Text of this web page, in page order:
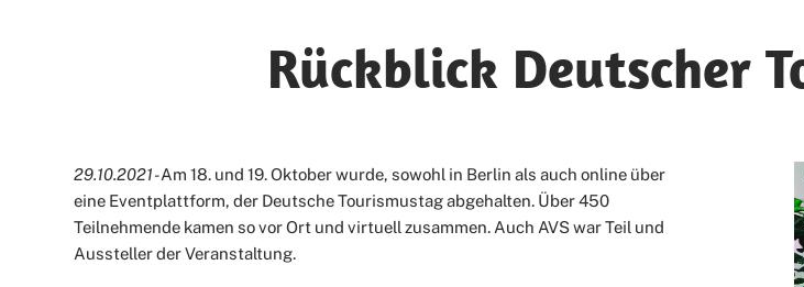
Rückblick Deutscher
29.10.2021 -Am 18. und 19. Oktober wurde, sowohl in Berlin als auch online über
eine Eventplattform, der Deutsche Tourismustag abgehalten. Über 450
Teilnehmende kamen so vor Ort und virtuell zusammen. Auch AVS war Teil und
Aussteller der Veranstaltung.